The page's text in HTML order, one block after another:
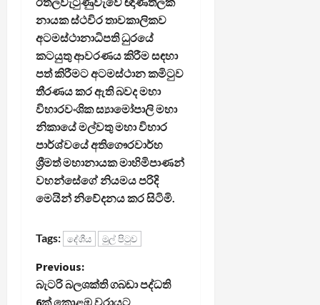
නායක ස්ථවිර තාවකාලිකව
අටමස්ථානාධිපති ධුරයේ
කටයුතු ආවරණය කිරීම සඳහා
පත් කිරීමට අටමස්ථාන කමිටුව
තීරණය කර ඇති බවද මහා
විහාරවංශික ස්‍යාමෝපාලි මහා
නිකායේ මල්වතු මහා විහාර
පාර්ශ්වයේ අතිගෞරවාර්හ
ශ්‍රීමත් මහානායක මාහිමිපාණන්
වහන්සේගේ නියමය පරිදි
මෙයින් නිවේදනය කර සිටිමි.
Tags: දේශීය මුල් පිටුව
P
Previous:
බැටරි බලශක්ති ගබඩා පද්ධති
6ක් කොළඹ වරායට